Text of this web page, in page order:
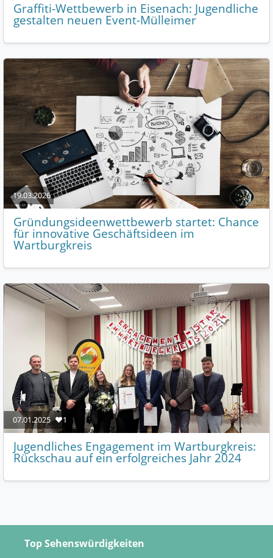
Graffiti-Wettbewerb in Eisenach: Jugendliche
gestalten neuen Event-Mülleimer
19.03.2026
Gründungsideenwettbewerb startet: Chance
für innovative Geschäftsideen im
Wartburgkreis
07.01.2025 ❤️1
Jugendliches Engagement im Wartburgkreis:
Rückschau auf ein erfolgreiches Jahr 2024
Top Sehenswürdigkeiten